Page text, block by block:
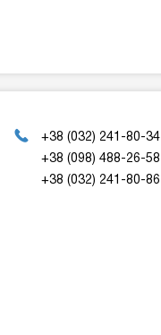
+38 (032) 241-80-34
+38 (098) 488-26-58
+38 (032) 241-80-86